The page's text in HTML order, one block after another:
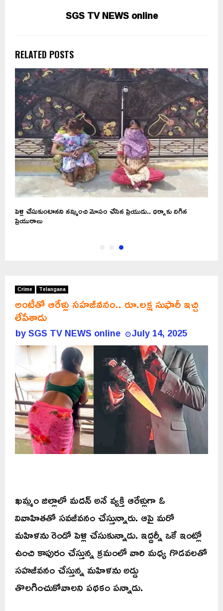
SGS TV NEWS online
RELATED POSTS
పెళ్లి చేసుకుంటానని నమ్మించి మోసం చేసిన ప్రియుడు.. ధర్నాకు దిగిన
ప్రియురాలు
Crime Telangana
అంటీతో ఆరేళ్లు సహజీవనం.. రూ.లక్ష సుఫారీ ఇచ్చి
లేపేశాడు
bySGS TV NEWS online July 14, 2025
ఖమ్మం జిల్లాలో మదన్ అనే వ్యక్తి ఆరేళ్లుగా ఓ
వివాహితతో సవజీవనం చేస్తున్నారు. ఆపై మరో
మహిళను రెండో పెళ్లి చేసుకున్నాడు. ఇద్దర్నీ ఒకే ఇంట్లో
ఉంచి కాపురం చేస్తున్న క్రమంలో వారి మధ్య గొడవలతో
సహజీవనం చేస్తున్న మహిళను అడ్డు
తొలగించుకోవాలని పథకం పన్నాడు.